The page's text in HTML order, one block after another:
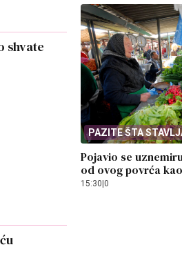
shvate
PAZITE ŠTA
Pojavio se
od ovog povrća
15:30|0